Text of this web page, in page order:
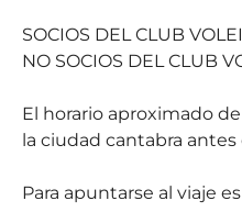
SOCIOS DEL CLUB
NO SOCIOS DEL CLUB
El horario aproximado
la ciudad cantabra
Para apuntarse al viaje